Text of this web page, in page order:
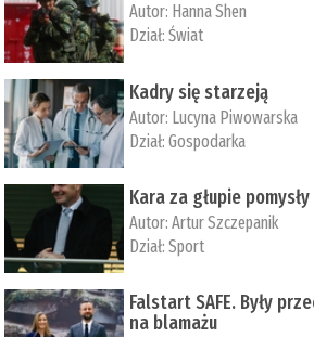
Autor: ­Hanna Shen
Dział:Świat
Kadry się starzeją
Autor: Lucyna Piwowarska
Dział:Gospodarka
Kara za głupie pomysły
Autor:Artur Szczepanik
Dział:Sport
Falstart SAFE. Były
na blamażu